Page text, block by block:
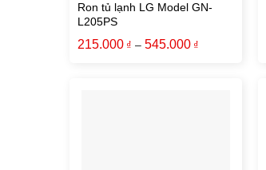
Ron tủ lạnh LG Model GN-
L205PS
215.000 ₫ – 545.000 ₫